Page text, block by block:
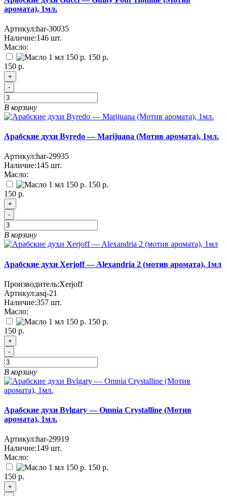
аромата), 1мл.
Артикул:har-30035
Наличие:146 шт.
Масло:
150 р.
150 р.
+
-
В корзину
Арабские духи Byredo — Marijuana (Мотив аромата), 1мл.
Артикул:har-29935
Наличие:145 шт.
Масло:
150 р.
150 р.
+
-
В корзину
Арабские духи Xerjoff — Alexandria 2 (мотив аромата), 1мл
Производитель:Xerjoff
Артикул:asq-21
Наличие:357 шт.
Масло:
150 р.
150 р.
+
-
В корзину
Арабские духи Bvlgary — Omnia Crystalline (Мотив
аромата), 1мл.
Артикул:har-29919
Наличие:149 шт.
Масло:
150 р.
150 р.
+